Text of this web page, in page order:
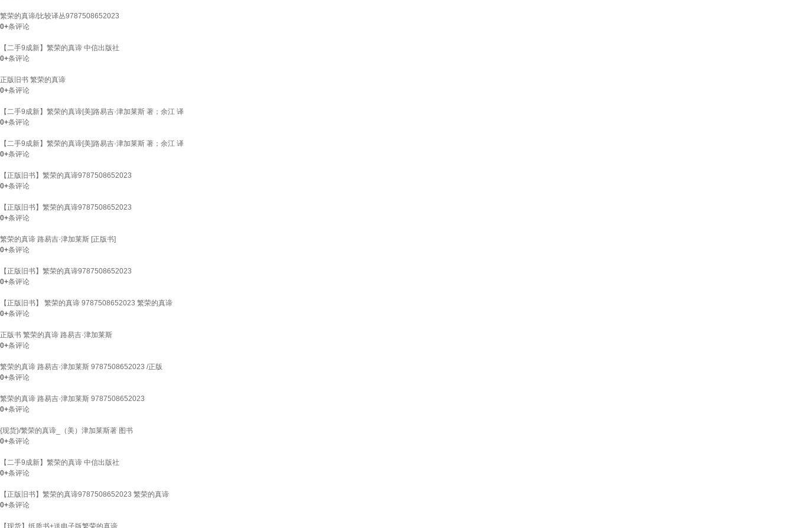
繁荣的真谛/比较译丛9787508652023
0+条评论
【二手9成新】繁荣的真谛 中信出版社
0+条评论
正版旧书 繁荣的真谛
0+条评论
【二手9成新】繁荣的真谛[美]路易吉·津加莱斯 著；余江 译
0+条评论
【二手9成新】繁荣的真谛[美]路易吉·津加莱斯 著；余江 译
0+条评论
【正版旧书】繁荣的真谛9787508652023
0+条评论
【正版旧书】繁荣的真谛9787508652023
0+条评论
繁荣的真谛 路易吉·津加莱斯 [正版书]
0+条评论
【正版旧书】繁荣的真谛9787508652023
0+条评论
【正版旧书】 繁荣的真谛 9787508652023 繁荣的真谛
0+条评论
正版书 繁荣的真谛 路易吉·津加莱斯
0+条评论
繁荣的真谛 路易吉·津加莱斯 9787508652023 /正版
0+条评论
繁荣的真谛 路易吉·津加莱斯 9787508652023
0+条评论
{现货}/繁荣的真谛_（美）津加莱斯著 图书
0+条评论
【二手9成新】繁荣的真谛 中信出版社
0+条评论
【正版旧书】繁荣的真谛9787508652023 繁荣的真谛
0+条评论
【现货】纸质书+送电子版繁荣的真谛